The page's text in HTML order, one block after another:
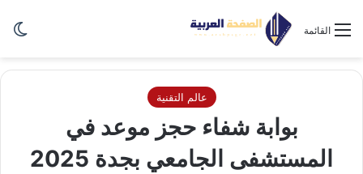
القائمة
عالم التقنية
بوابة شفاء حجز موعد في
المستشفى الجامعي بجدة 2025